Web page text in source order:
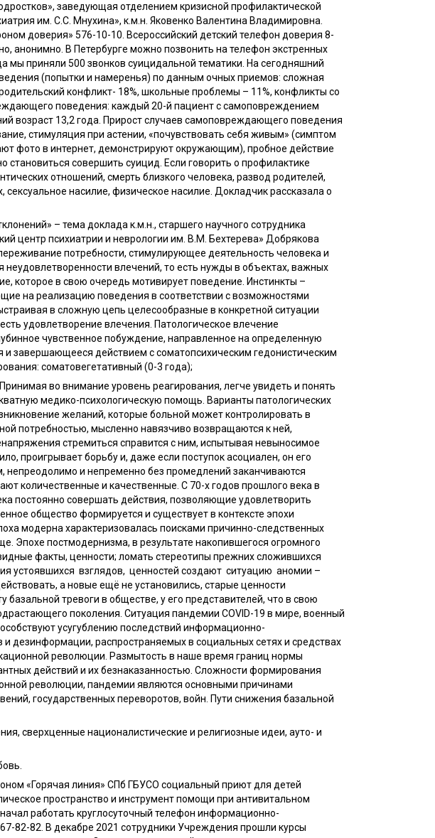
заведующая отделением кризисной профилактической
им. С.С. Мнухина», к.м.н. Яковенко Валентина Владимировна.
доверия» 576-10-10. Всероссийский детский телефон доверия 8-
анонимно. В Петербурге можно позвонить на телефон экстренных
мы приняли 500 звонков суицидальной тематики. На сегодняшний
(попытки и намеренья) по данным очных приемов: сложная
конфликт- 18%, школьные проблемы – 11%, конфликты со
поведения: каждый 20-й пациент с самоповреждением
возраст 13,2 года. Прирост случаев самоповреждающего поведения
стимуляция при астении, «почувствовать себя живым» (симптом
фото в интернет, демонстрируют окружающим), пробное действие
совершить суицид. Если говорить о профилактике
отношений, смерть близкого человека, развод родителей,
насилие, физическое насилие. Докладчик рассказала о
– тема доклада к.м.н., старшего научного сотрудника
центр психиатрии и неврологии им. В.М. Бехтерева» Добрякова
потребности, стимулирующее деятельность человека и
влечений, то есть нужды в объектах, важных
которое в свою очередь мотивирует поведение. Инстинкты –
на реализацию поведения в соответствии с возможностями
в сложную цепь целесообразные в конкретной ситуации
удовлетворение влечения. Патологическое влечение
чувственное побуждение, направленное на определенную
завершающееся действием с соматопсихическим гедонистическим
соматовегетативный (0-3 года);
во внимание уровень реагирования, легче увидеть и понять
медико-психологическую помощь. Варианты патологических
желаний, которые больной может контролировать в
потребностью, мысленно навязчиво возвращаются к ней,
стремиться справится с ним, испытывая невыносимое
проигрывает борьбу и, даже если поступок асоциален, он его
непреодолимо и непременно без промедлений заканчиваются
количественные и качественные. С 70-х годов прошлого века в
постоянно совершать действия, позволяющие удовлетворить
общество формируется и существует в контексте эпохи
модерна характеризовалась поисками причинно-следственных
Эпохе постмодернизма, в результате накопившегося огромного
факты, ценности; ломать стереотипы прежних сложившихся
устоявшихся взглядов, ценностей создают ситуацию аномии –
а новые ещё не установились, старые ценности
тревоги в обществе, у его представителей, что в свою
поколения. Ситуация пандемии COVID-19 в мире, военный
усугублению последствий информационно-
дезинформации, распространяемых в социальных сетях и средствах
революции. Размытость в наше время границ нормы
действий и их безнаказанностью. Сложности формирования
революции, пандемии являются основными причинами
государственных переворотов, войн. Пути снижения базальной
сверхценные националистические и религиозные идеи, ауто- и
«Горячая линия» СПб ГБУСО социальный приют для детей
пространство и инструмент помощи при антивитальном
работать круглосуточный телефон информационно-
82-82. В декабре 2021 сотрудники Учреждения прошли курсы